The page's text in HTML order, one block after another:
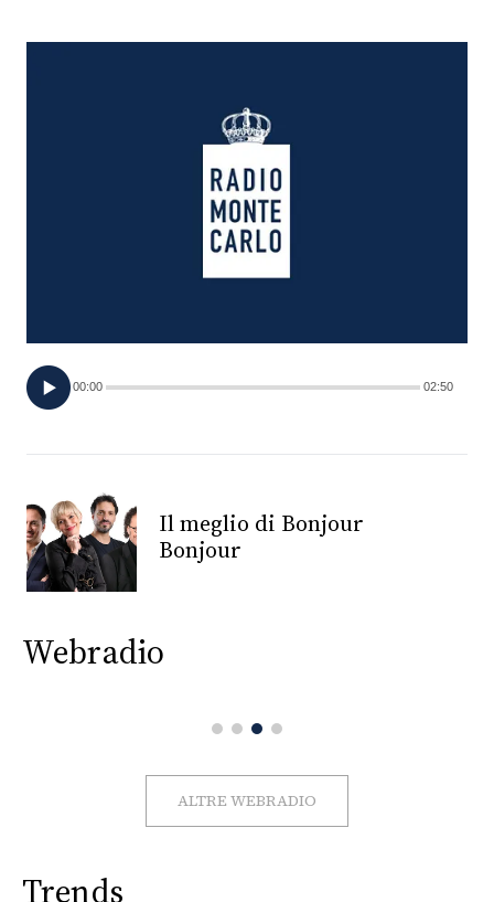
TV
PRINCIPATO
MONACO
RMC
CONSIGLIA
00:00 02:50
Il meglio di Bonjour
Bonjour
Webradio
ALTRE WEBRADIO
Trends